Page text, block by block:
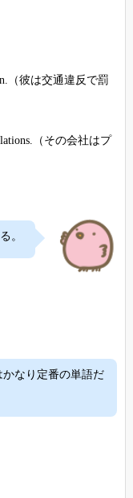
（彼は交通違反で罰
（その会社はプ
。
なり定番の単語だ